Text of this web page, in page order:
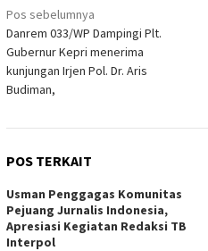
Navigasi
pos
Pos sebelumnya
Danrem 033/WP Dampingi Plt.
Gubernur Kepri menerima
kunjungan Irjen Pol. Dr. Aris
Budiman,
POS TERKAIT
Usman Penggagas Komunitas
Pejuang Jurnalis Indonesia,
Apresiasi Kegiatan Redaksi TB
Interpol